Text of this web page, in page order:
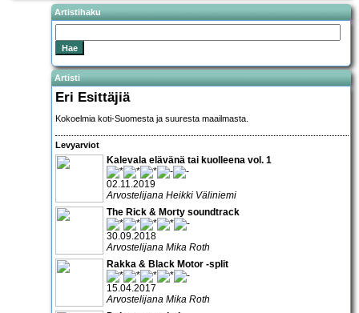
Artistihaku
Artisti
Eri Esittäjiä
Kokoelmia koti-Suomesta ja suuresta maailmasta.
Levyarviot
Kalevala elävänä tai kuolleena vol. 1
02.11.2019
Arvostelijana Heikki Väliniemi
The Rick & Morty soundtrack
30.09.2018
Arvostelijana Mika Roth
Rakka & Black Motor -split
15.04.2017
Arvostelijana Mika Roth